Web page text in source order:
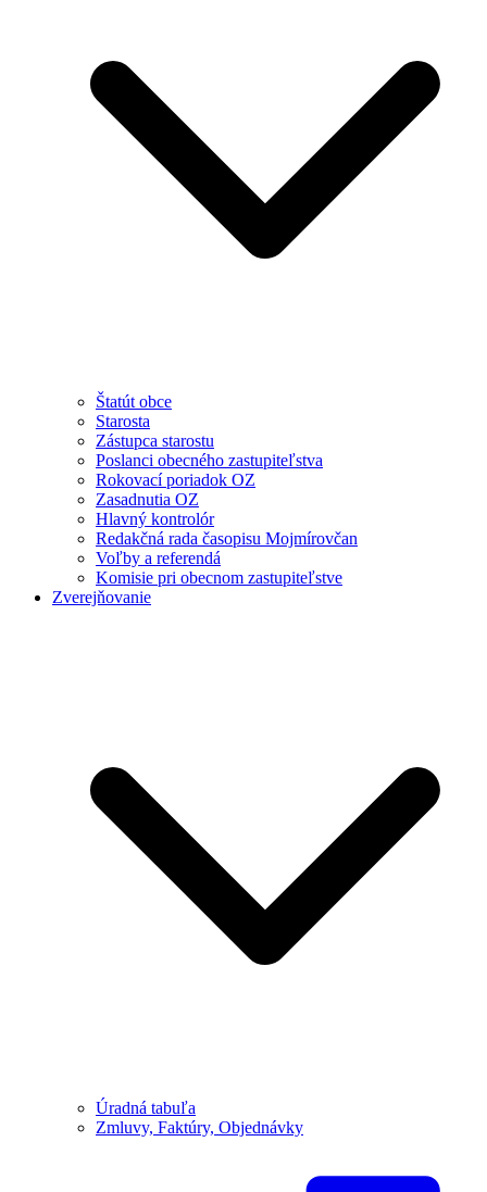
Štatút obce
Starosta
Zástupca starostu
Poslanci obecného zastupiteľstva
Rokovací poriadok OZ
Zasadnutia OZ
Hlavný kontrolór
Redakčná rada časopisu Mojmírovčan
Voľby a referendá
Komisie pri obecnom zastupiteľstve
Zverejňovanie
Úradná tabuľa
Zmluvy, Faktúry, Objednávky